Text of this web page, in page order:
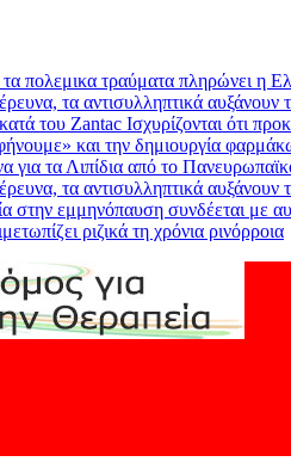
πολεμικα τραύματα πληρώνει η
τα αντισυλληπτικά αυξάνουν
του Zantac Ισχυρίζονται ότι
και την δημιουργία
για τα Λιπίδια από το
τα αντισυλληπτικά αυξάνουν
στην εμμηνόπαυση συνδέεται με
ριζικά τη χρόνια ρινόρροια